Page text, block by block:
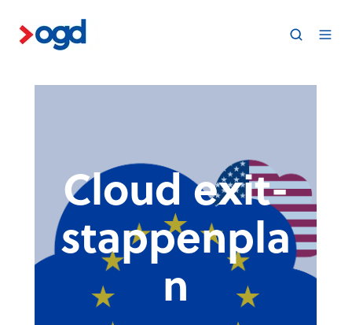
Cloud exit-
stappenpla
n